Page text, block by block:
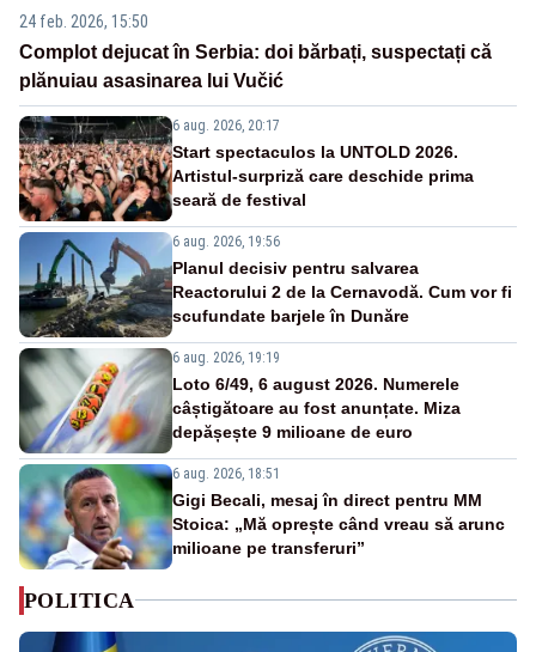
24 feb. 2026, 15:50
Complot dejucat în Serbia: doi bărbați, suspectați că
plănuiau asasinarea lui Vučić
6 aug. 2026, 20:17
Start spectaculos la UNTOLD 2026.
Artistul-surpriză care deschide prima
seară de festival
6 aug. 2026, 19:56
Planul decisiv pentru salvarea
Reactorului 2 de la Cernavodă. Cum vor fi
scufundate barjele în Dunăre
6 aug. 2026, 19:19
Loto 6/49, 6 august 2026. Numerele
câștigătoare au fost anunțate. Miza
depășește 9 milioane de euro
6 aug. 2026, 18:51
Gigi Becali, mesaj în direct pentru MM
Stoica: „Mă oprește când vreau să arunc
milioane pe transferuri”
POLITICA